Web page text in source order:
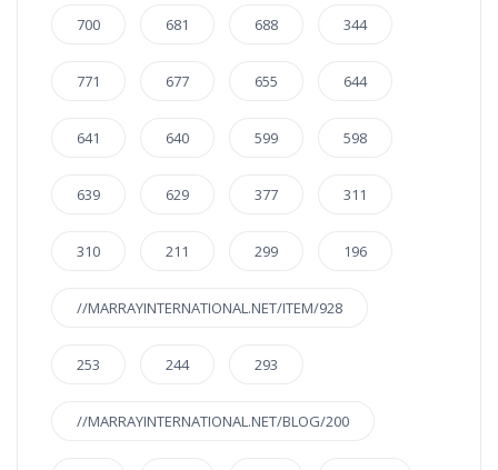
700 681 688 344
771 677 655 644
641 640 599 598
639 629 377 311
310 211 299 196
//MARRAYINTERNATIONAL.NET/ITEM/928
253 244 293
//MARRAYINTERNATIONAL.NET/BLOG/200